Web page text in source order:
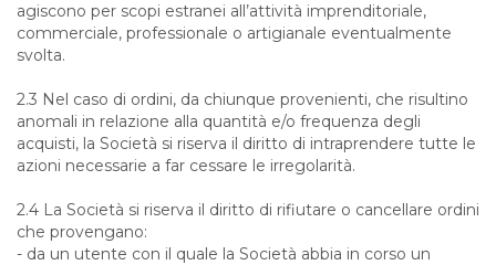
agiscono per scopi estranei all’attività imprenditoriale,
commerciale, professionale o artigianale eventualmente
svolta.
2.3 Nel caso di ordini, da chiunque provenienti, che risultino
anomali in relazione alla quantità e/o frequenza degli
acquisti, la Società si riserva il diritto di intraprendere tutte le
azioni necessarie a far cessare le irregolarità.
2.4 La Società si riserva il diritto di rifiutare o cancellare ordini
che provengano:
- da un utente con il quale la Società abbia in corso un